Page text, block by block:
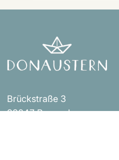
Brückstraße 3
93047 Regensburg